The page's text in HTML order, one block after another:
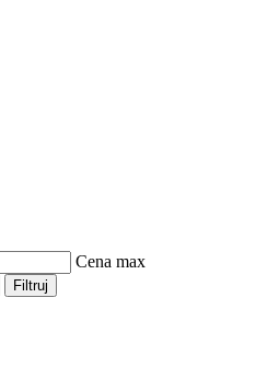
Cena max
Filtruj